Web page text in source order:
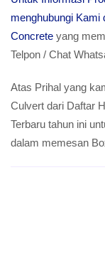
menghubungi Kami
Concrete yang
Telpon / Chat
Atas Prihal yang
Culvert dari Daftar
Terbaru tahun ini
dalam memesan